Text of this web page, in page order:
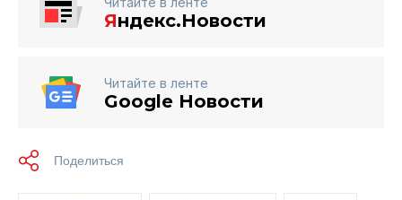
Яндекс.Новости
Читайте в ленте
Google Новости